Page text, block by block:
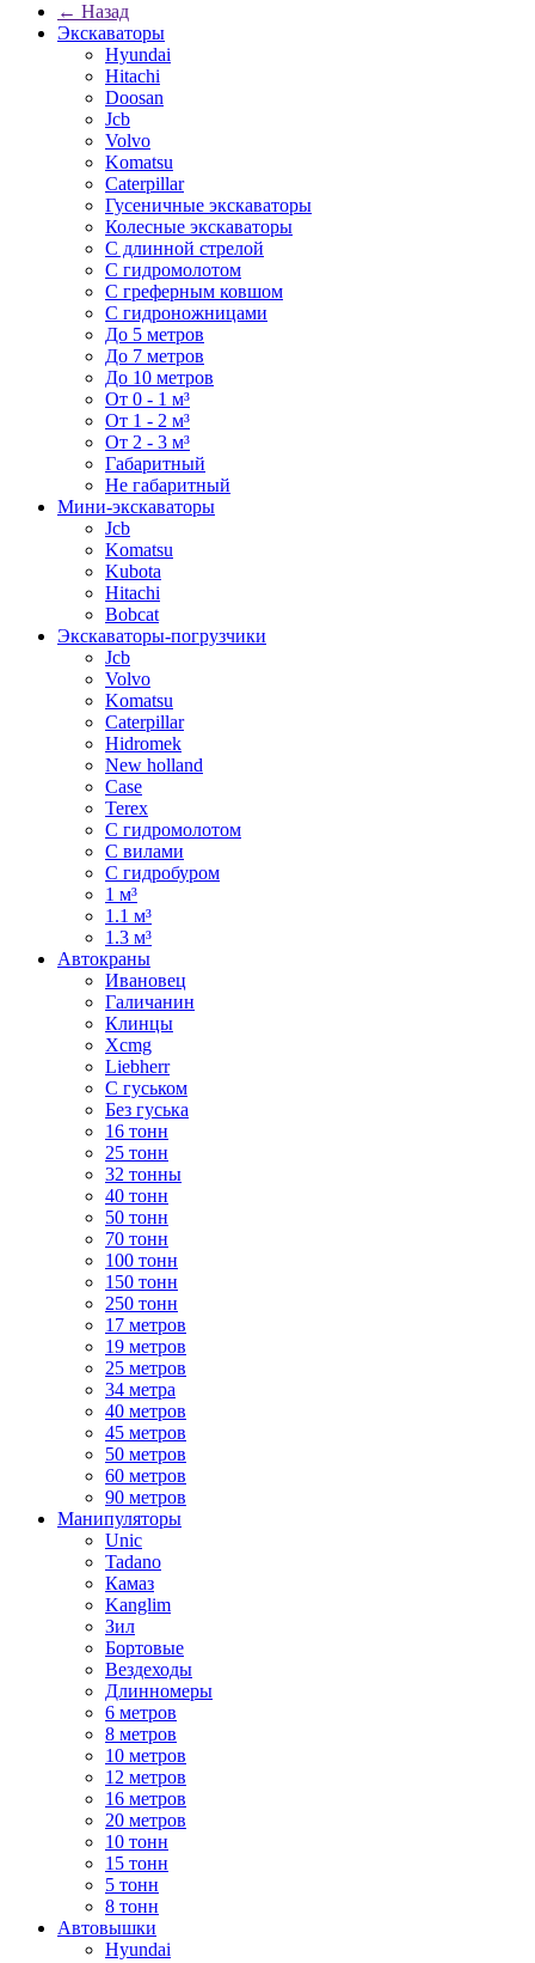
← Назад
Экскаваторы
Hyundai
Hitachi
Doosan
Jcb
Volvo
Komatsu
Caterpillar
Гусеничные экскаваторы
Колесные экскаваторы
С длинной стрелой
С гидромолотом
С греферным ковшом
С гидроножницами
До 5 метров
До 7 метров
До 10 метров
От 0 - 1 м³
От 1 - 2 м³
От 2 - 3 м³
Габаритный
Не габаритный
Мини-экскаваторы
Jcb
Komatsu
Kubota
Hitachi
Bobcat
Экскаваторы-погрузчики
Jcb
Volvo
Komatsu
Caterpillar
Hidromek
New holland
Case
Terex
С гидромолотом
С вилами
С гидробуром
1 м³
1.1 м³
1.3 м³
Автокраны
Ивановец
Галичанин
Клинцы
Xcmg
Liebherr
С гуськом
Без гуська
16 тонн
25 тонн
32 тонны
40 тонн
50 тонн
70 тонн
100 тонн
150 тонн
250 тонн
17 метров
19 метров
25 метров
34 метра
40 метров
45 метров
50 метров
60 метров
90 метров
Манипуляторы
Unic
Tadano
Камаз
Kanglim
Зил
Бортовые
Вездеходы
Длинномеры
6 метров
8 метров
10 метров
12 метров
16 метров
20 метров
10 тонн
15 тонн
5 тонн
8 тонн
Автовышки
Hyundai